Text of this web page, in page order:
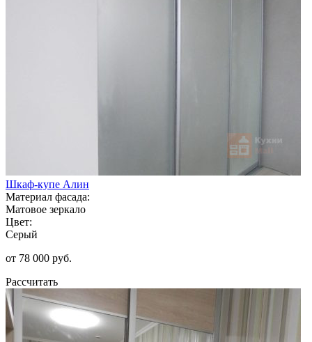
Шкаф-купе Алин
Материал фасада:
Матовое зеркало
Цвет:
Серый
от 78 000 руб.
Рассчитать